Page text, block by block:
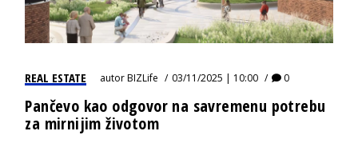
REAL ESTATE autorBIZLife 03/11/2025 | 10:00 0
Pančevo kao odgovor na savremenu potrebu
za mirnijim životom